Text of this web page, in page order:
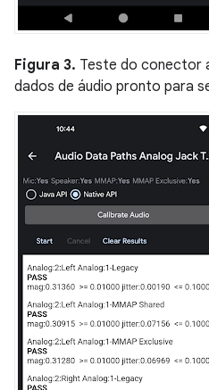
Figura 3. Teste do conector
dados de áudio pronto para